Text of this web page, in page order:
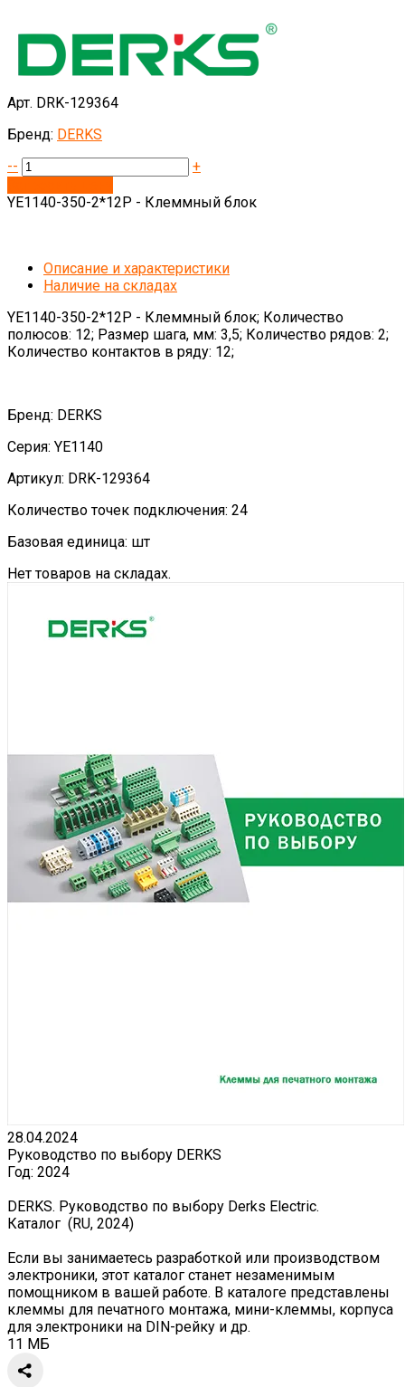
Арт. DRK-129364
Бренд: DERKS
--
+
YE1140-350-2*12P - Клеммный блок
Описание и характеристики
Наличие на складах
YE1140-350-2*12P - Клеммный блок; Количество
полюсов: 12; Размер шага, мм: 3,5; Количество рядов: 2;
Количество контактов в ряду: 12;
Бренд: DERKS
Серия: YE1140
Артикул: DRK-129364
Количество точек подключения: 24
Базовая единица: шт
Нет товаров на складах.
28.04.2024
Руководство по выбору DERKS
Год: 2024
DERKS. Руководство по выбору Derks Electric.
Каталог (RU, 2024)
Если вы занимаетесь разработкой или производством
электроники, этот каталог станет незаменимым
помощником в вашей работе. В каталоге представлены
клеммы для печатного монтажа, мини-клеммы, корпуса
для электроники на DIN-рейку и др.
11 МБ